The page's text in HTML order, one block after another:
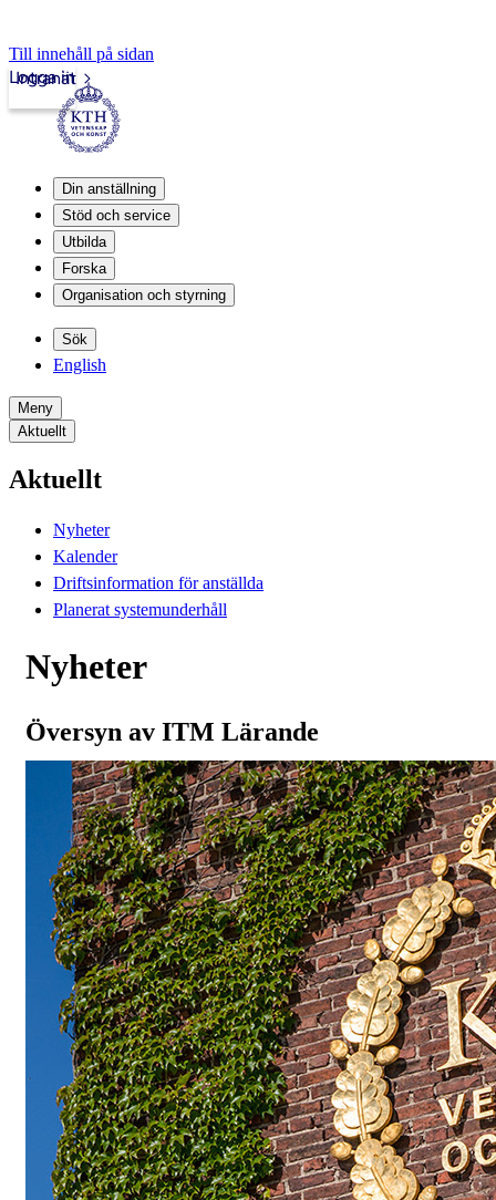
Till innehåll på sidan
Intranät
Logga in
Din anställning
Stöd och service
Utbilda
Forska
Organisation och styrning
Sök
English
Meny
Aktuellt
Aktuellt
Nyheter
Kalender
Driftsinformation för anställda
Planerat systemunderhåll
Nyheter
Översyn av ITM Lärande